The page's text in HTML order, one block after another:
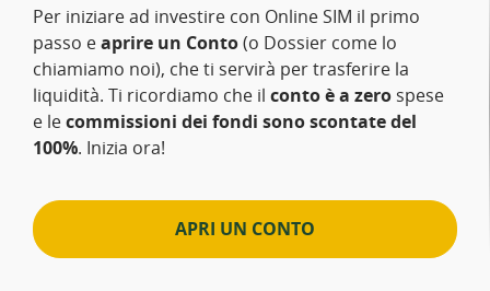
Per iniziare ad investire con Online SIM il primo
passo eaprire un Conto(o Dossier come lo
chiamiamo noi), che ti servirà per trasferire la
liquidità. Ti ricordiamo che il conto è a zero spese
e lecommissioni dei fondi sono scontate del
100%. Inizia ora!
APRI UN CONTO